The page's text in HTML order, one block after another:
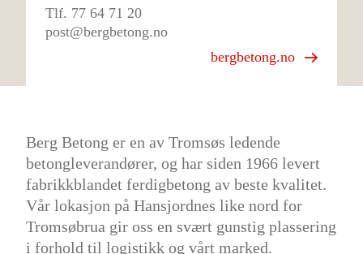
Tlf. 77 64 71 20
post@bergbetong.no
bergbetong.no
Berg Betong er en av Tromsøs ledende
betongleverandører, og har siden 1966 levert
fabrikkblandet ferdigbetong av beste kvalitet.
Vår lokasjon på Hansjordnes like nord for
Tromsøbrua gir oss en svært gunstig plassering
i forhold til logistikk og vårt marked.